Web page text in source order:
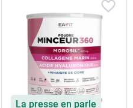
La presse en parle